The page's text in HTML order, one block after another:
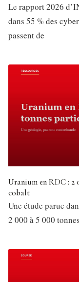
Le rapport 2026
dans 55 % des
passent de
Uranium en RDC : 2
cobalt
Une étude parue
2 000 à 5 000